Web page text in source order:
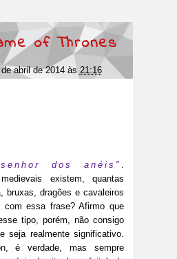
of Thrones
abril de 2014 às 21:16
dos anéis" .
existem, quantas
bruxas, dragões e cavaleiros
com essa frase? Afirmo que
tipo, porém, não consigo
seja realmente significativo.
é verdade, mas sempre